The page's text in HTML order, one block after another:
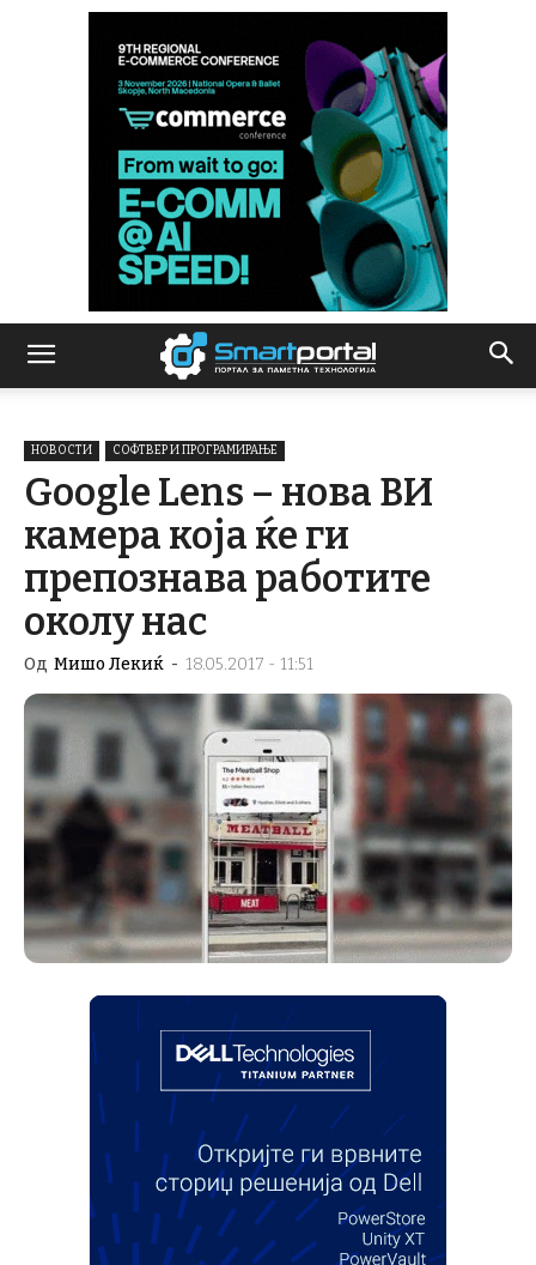
НОВОСТИ СОФТВЕР И ПРОГРАМИРАЊЕ
Google Lens – нова ВИ
камера која ќе ги
препознава работите
околу нас
Од Мишо Лекиќ - 18.05.2017 - 11:51